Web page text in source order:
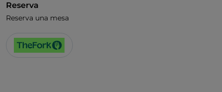
Reserva
Reserva una mesa